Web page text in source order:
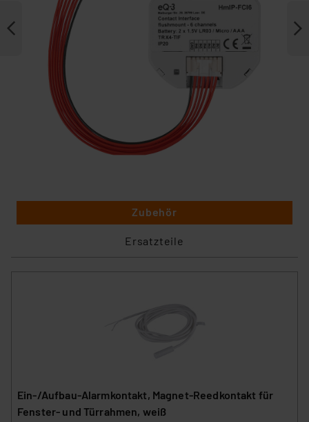
Zubehör
Ersatzteile
Ein-/Aufbau-Alarmkontakt, Magnet-Reedkontakt für
Fenster- und Türrahmen, weiß